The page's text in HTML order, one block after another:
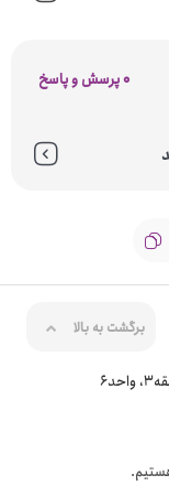
0 پرسش و پاسخ
برگشت به بالا